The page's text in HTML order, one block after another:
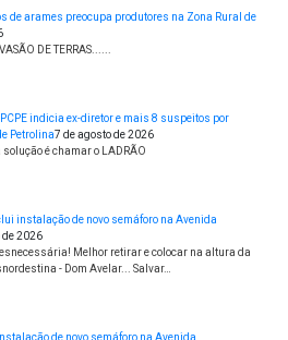
de arames preocupa produtores na Zona Rural de
DE TERRAS......
PCPE indicia ex-diretor e mais 8 suspeitos por
Petrolina7 de agosto de 2026
é chamar o LADRÃO
instalação de novo semáforo na Avenida
de 2026
Melhor retirar e colocar na altura da
- Dom Avelar... Salvar…
de novo semáforo na Avenida